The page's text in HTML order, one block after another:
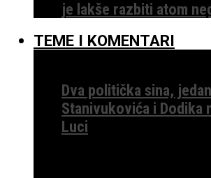
je lakše razbiti atom
TEME I KOMENTARI
Dva politička sina,
Stanivukovića i Dodika
Luci